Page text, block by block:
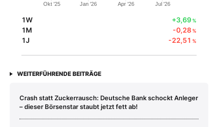
Okt '25 Jan '26 Apr '26 Jul '26
1W +3,69%
1M -0,28%
1J -22,51 %
WEITERFÜHRENDE BEITRÄGE
Crash statt Zuckerrausch: Deutsche Bank schockt Anleger
– dieser Börsenstar staubt jetzt fett ab!